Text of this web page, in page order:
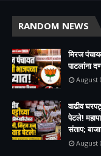
RANDOM NEWS
मिरज
पाटलांना
August
वाढीव
पेटले!
संताप;
August